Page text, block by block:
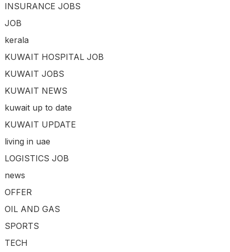
INSURANCE JOBS
JOB
kerala
KUWAIT HOSPITAL JOB
KUWAIT JOBS
KUWAIT NEWS
kuwait up to date
KUWAIT UPDATE
living in uae
LOGISTICS JOB
news
OFFER
OIL AND GAS
SPORTS
TECH